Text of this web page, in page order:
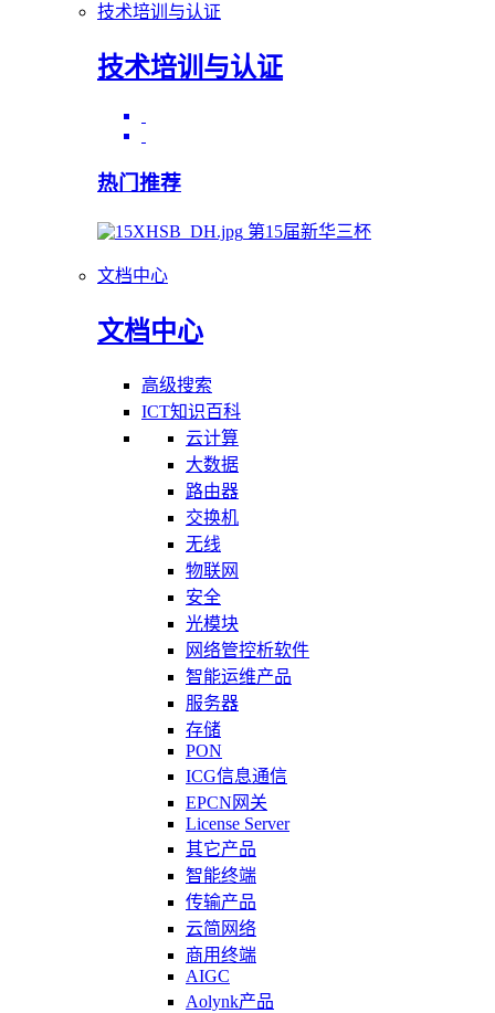
技术培训与认证
技术培训与认证
热门推荐
第15届新华三杯
文档中心
文档中心
高级搜索
ICT知识百科
云计算
大数据
路由器
交换机
无线
物联网
安全
光模块
网络管控析软件
智能运维产品
服务器
存储
PON
ICG信息通信
EPCN网关
License Server
其它产品
智能终端
传输产品
云简网络
商用终端
AIGC
Aolynk产品